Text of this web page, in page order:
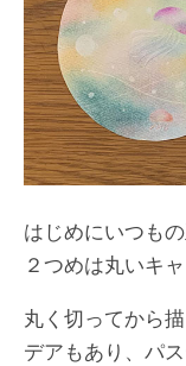
はじめにいつも
２つめは丸いキ
丸く切ってから
デアもあり、パ